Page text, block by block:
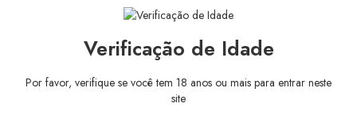
e cartões de crédito)
Detalhes do produto
Verificação de Idade
Por favor, verifique se você tem 18 anos ou mais para entrar neste
site